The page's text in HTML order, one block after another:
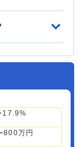
17.9%
800万円